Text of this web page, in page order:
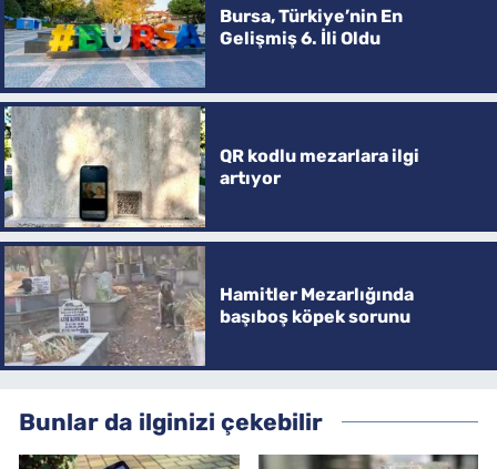
Bursa, Türkiye’nin En
Gelişmiş 6. İli Oldu
QR kodlu mezarlara ilgi
artıyor
Hamitler Mezarlığında
başıboş köpek sorunu
Bunlar da ilginizi çekebilir